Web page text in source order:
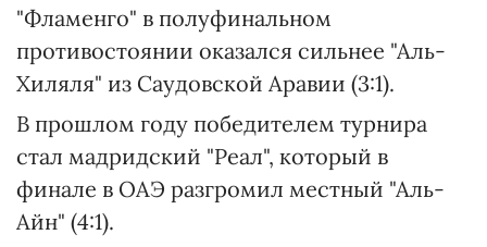
"Фламенго" в полуфинальном
противостоянии оказался сильнее "Аль-
Хиляля" из Саудовской Аравии (3:1).
В прошлом году победителем турнира
стал мадридский "Реал", который в
финале в ОАЭ разгромил местный "Аль-
Айн" (4:1).